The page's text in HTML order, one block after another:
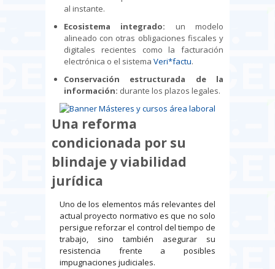
al instante.
Ecosistema integrado: un modelo
alineado con otras obligaciones fiscales y
digitales recientes como la facturación
electrónica o el sistema Veri*factu.
Conservación estructurada de la
información: durante los plazos legales.
Una reforma
condicionada por su
blindaje y viabilidad
jurídica
Uno de los elementos más relevantes del
actual proyecto normativo es que no solo
persigue reforzar el control del tiempo de
trabajo, sino también asegurar su
resistencia frente a posibles
impugnaciones judiciales.